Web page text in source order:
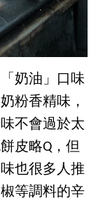
奶油」口味
粉香精味，
不會過於太
皮略Q，但
也很多人推
等調料的辛